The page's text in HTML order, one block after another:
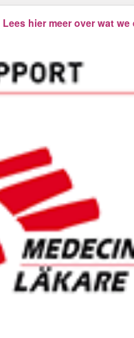
Lees hier meer over wat we